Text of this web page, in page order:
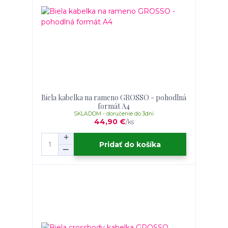
Biela kabelka na rameno GROSSO - pohodlná
formát A4
44,90 €/ks
SKLADOM - doručenie do 3dní
Pridať do košíka